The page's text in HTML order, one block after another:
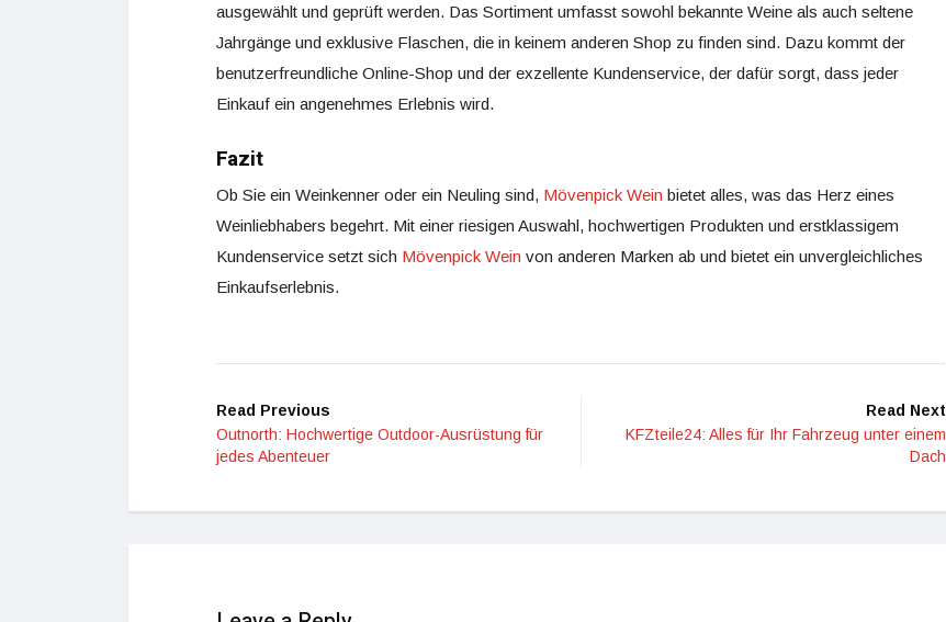
ausgewählt und geprüft werden. Das Sortiment umfasst sowohl bekannte Weine als auch seltene
Jahrgänge und exklusive Flaschen, die in keinem anderen Shop zu finden sind. Dazu kommt der
benutzerfreundliche Online-Shop und der exzellente Kundenservice, der dafür sorgt, dass jeder
Einkauf ein angenehmes Erlebnis wird.
Fazit
Ob Sie ein Weinkenner oder ein Neuling sind, Mövenpick Wein bietet alles, was das Herz eines
Weinliebhabers begehrt. Mit einer riesigen Auswahl, hochwertigen Produkten und erstklassigem
Kundenservice setzt sich Mövenpick Wein von anderen Marken ab und bietet ein unvergleichliches
Einkaufserlebnis.
Read Previous
Outnorth: Hochwertige Outdoor-Ausrüstung für
jedes Abenteuer
Read Next
KFZteile24: Alles für Ihr Fahrzeug unter einem
Dach